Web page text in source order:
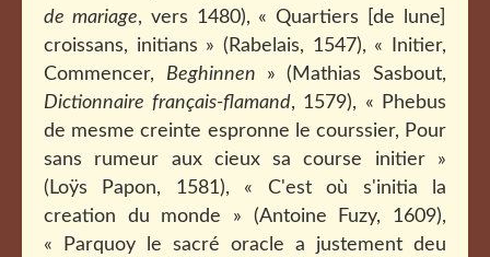
de mariage, vers 1480), « Quartiers [de lune]
croissans, initians » (Rabelais, 1547), « Initier,
Commencer, Beghinnen » (Mathias Sasbout,
Dictionnaire français-flamand, 1579), « Phebus
de mesme creinte espronne le courssier, Pour
sans rumeur aux cieux sa course initier »
(Loÿs Papon, 1581), « C'est où s'initia la
creation du monde » (Antoine Fuzy, 1609),
« Parquoy le sacré oracle a justement deu